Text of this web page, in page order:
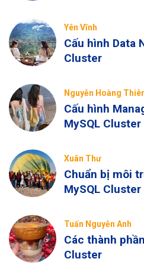
Yên Vĩnh
Cấu hình Data
Cluster
Nguyễn Hoàng
Cấu hình
MySQL Cluster
Xuân Thư
Chuẩn bị môi
MySQL Cluster
Tuấn Nguyễn Anh
Các thành
Cluster